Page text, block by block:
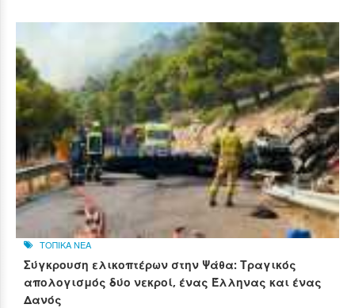
ΤΟΠΙΚΑ ΝΕΑ
Σύγκρουση ελικοπτέρων στην Ψάθα: Τραγικός
απολογισμός δύο νεκροί, ένας Έλληνας και ένας
Δανός